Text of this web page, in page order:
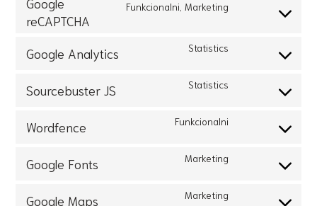
reCAPTCHA
Funkcionalni, Marketing
Google Analytics Statistics
Sourcebuster JS Statistics
Wordfence Funkcionalni
Google Fonts Marketing
Google Maps Marketing